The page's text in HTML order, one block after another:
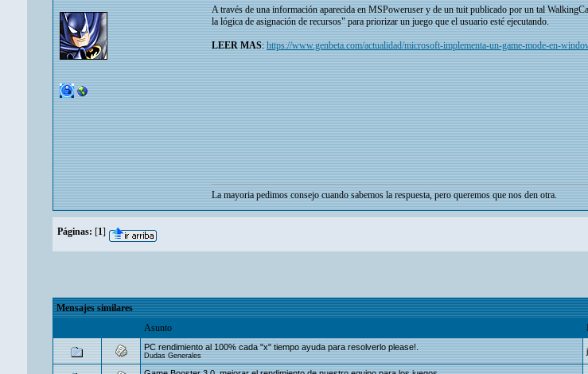
A través de una información aparecida en MSPoweruser y de un tuit publicado por un tal
la lógica de asignación de recursos" para priorizar un juego que el usuario esté ejecutando.
LEER MAS:https://www.genbeta.com/actualidad/microsoft-implementa-un-game-mode-en-
La mayoria pedimos consejo cuando sabemos la respuesta, pero queremos que nos den otra.
Páginas: [1]
Mensajes similares
Asunto
PC rendimiento al 100% cada "x" tiempo ayuda para resolverlo please!.
Dudas Generales